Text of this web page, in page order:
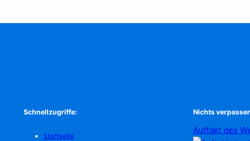
Schnellzugriffe:
Startseite
Nichts
Auftakt des